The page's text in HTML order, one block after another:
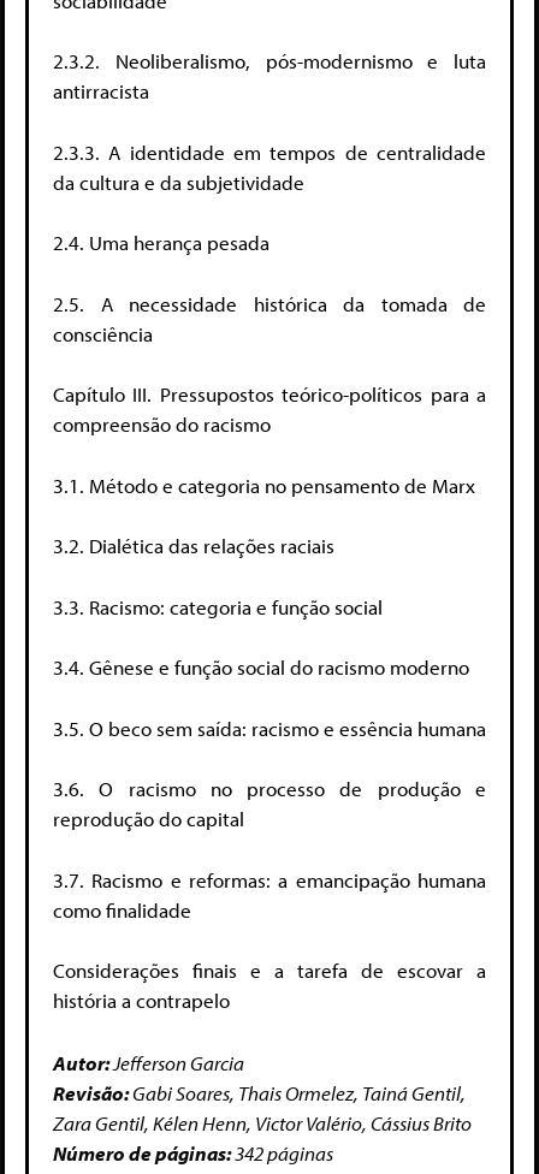
2.3.2. Neoliberalismo, pós-modernismo e luta
antirracista
2.3.3. A identidade em tempos de centralidade
da cultura e da subjetividade
2.4. Uma herança pesada
2.5. A necessidade histórica da tomada de
consciência
Capítulo III. Pressupostos teórico-políticos para a
compreensão do racismo
3.1. Método e categoria no pensamento de Marx
3.2. Dialética das relações raciais
3.3. Racismo: categoria e função social
3.4. Gênese e função social do racismo moderno
3.5. O beco sem saída: racismo e essência humana
3.6. O racismo no processo de produção e
reprodução do capital
3.7. Racismo e reformas: a emancipação humana
como finalidade
Considerações finais e a tarefa de escovar a
história a contrapelo
Autor:Jefferson Garcia
Revisão:Gabi Soares, Thais Ormelez, Tainá Gentil,
Zara Gentil, Kélen Henn, Victor Valério, Cássius Brito
Número de páginas:342 páginas